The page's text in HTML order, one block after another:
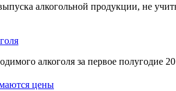
алкогольной продукции, не
алкоголя за первое полугодие
цены